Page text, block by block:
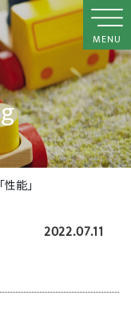
MENU
能」
2022.07.11